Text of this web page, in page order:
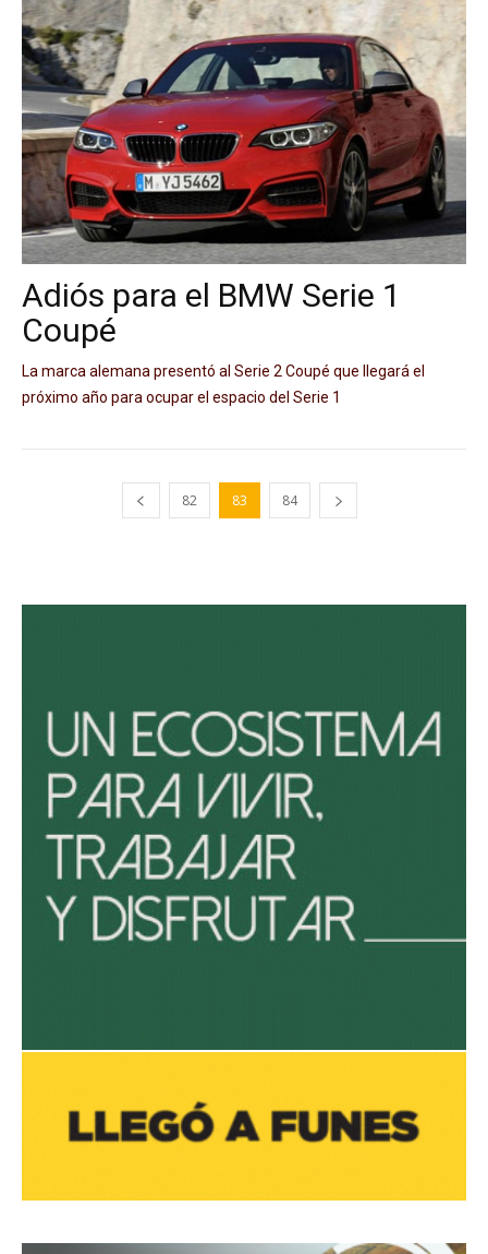
Adiós para el BMW Serie 1
Coupé
La marca alemana presentó al Serie 2 Coupé que llegará el
próximo año para ocupar el espacio del Serie 1
82 83 84